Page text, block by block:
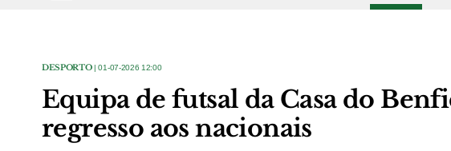
DESPORTO| 01-07-2026 12:00
Equipa de futsal da Casa do
regresso aos nacionais